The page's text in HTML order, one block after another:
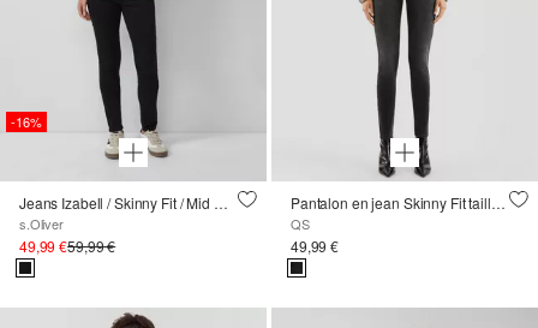
-16%
Jeans Izabell / Skinny Fit / Mid Rise / Skinny Leg
s.Oliver
49,99 €59,99 €
Pantalon en jean Skinny Fit taille mi-haute élastique
QS
49,99 €